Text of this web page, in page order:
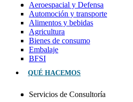
Aeroespacial y Defensa
Automoción y transporte
Alimentos y bebidas
Agricultura
Bienes de consumo
Embalaje
BFSI
QUÉ HACEMOS
Servicios de Consultoría